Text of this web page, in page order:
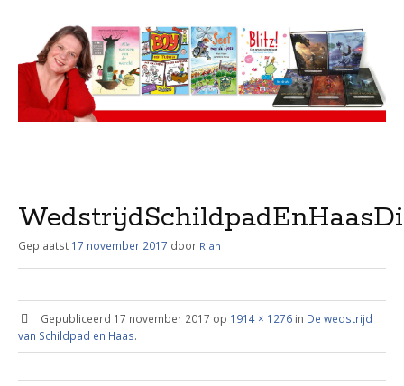
Geplaatst 17 november 2017 door Rian
Gepubliceerd 17 november 2017 op 1914 × 1276in De wedstrijd
van Schildpad en Haas.